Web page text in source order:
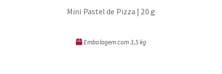
Mini Pastel de Pizza | 20 g
Embalagem com 3,5 kg